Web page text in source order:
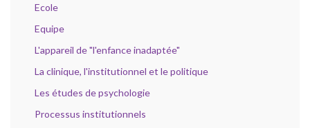
Ecole
Equipe
L'appareil de "l'enfance inadaptée"
La clinique, l'institutionnel et le politique
Les études de psychologie
Processus institutionnels